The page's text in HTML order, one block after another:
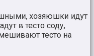
хозяюшки идут
в тесто соду,
тесто на